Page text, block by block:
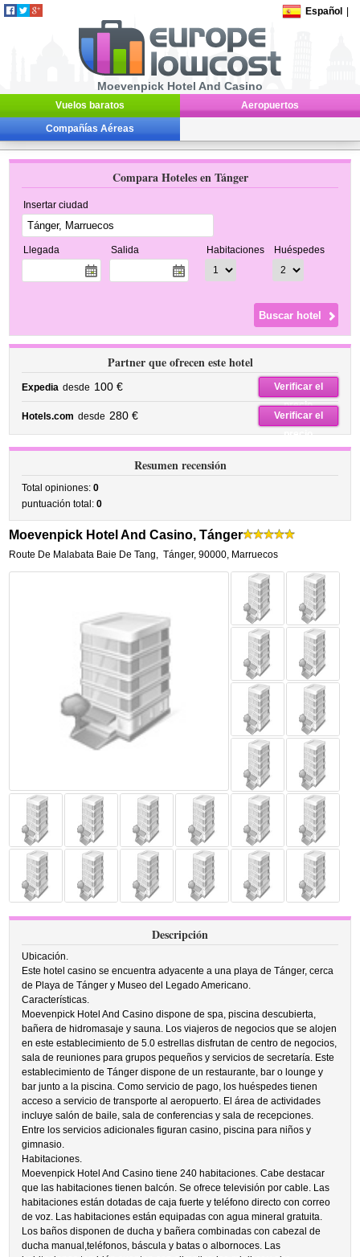
Español
Moevenpick Hotel And Casino
Vuelos baratos Aeropuertos
Compañías Aéreas
Compara Hoteles en Tánger
Insertar ciudad
Llegada Salida Habitaciones Huéspedes
Partner que ofrecen este hotel
Expedia desde 100 €
Verificar el
precio
Hotels.com desde 280 €
Verificar el
precio
Resumen recensión
Total opiniones:0
puntuación total:0
Moevenpick Hotel And Casino, Tánger
Route De Malabata Baie De Tang, Tánger,90000, Marruecos
Descripción
Ubicación.
Este hotel casino se encuentra adyacente a una playa de Tánger, cerca
de Playa de Tánger y Museo del Legado Americano.
Características.
Moevenpick Hotel And Casino dispone de spa, piscina descubierta,
bañera de hidromasaje y sauna. Los viajeros de negocios que se alojen
en este establecimiento de 5.0 estrellas disfrutan de centro de negocios,
sala de reuniones para grupos pequeños y servicios de secretaría. Este
establecimiento de Tánger dispone de un restaurante, bar o lounge y
bar junto a la piscina. Como servicio de pago, los huéspedes tienen
acceso a servicio de transporte al aeropuerto. El área de actividades
incluye salón de baile, sala de conferencias y sala de recepciones.
Entre los servicios adicionales figuran casino, piscina para niños y
gimnasio.
Habitaciones.
Moevenpick Hotel And Casino tiene 240 habitaciones. Cabe destacar
que las habitaciones tienen balcón. Se ofrece televisión por cable. Las
habitaciones están dotadas de caja fuerte y teléfono directo con correo
de voz. Las habitaciones están equipadas con agua mineral gratuita.
Los baños disponen de ducha y bañera combinadas con cabezal de
ducha manual,teléfonos, báscula y batas o albornoces. Las